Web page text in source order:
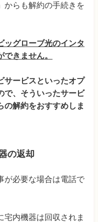
からも解約の手続きを
ッグローブ光のインタ
きません。
サービスといったオプ
で、そういったサービ
の解約をおすすめしま
の返却
が必要な場合は電話で
宅内機器は回収されま